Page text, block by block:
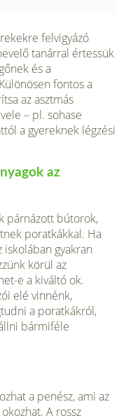
felvigyázó
tanárral értessük
és a
fontos a
az asztmás
– pl. sohase
a gyereknek légzési
az
párnázott bútorok,
poratkákkal. Ha
iskolában gyakran
körül az
e a kiváltó ok.
elé vinnénk,
a poratkákról,
bármiféle
a penész, ami az
A rossz